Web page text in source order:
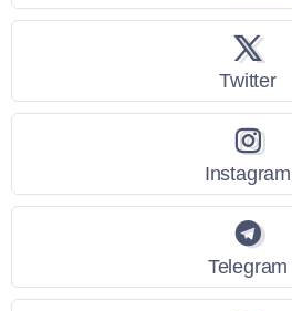
Twitter
Instagram
Telegram